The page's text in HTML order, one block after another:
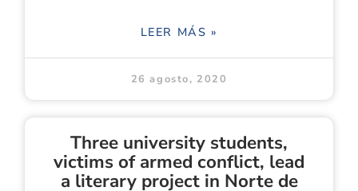
LEER MÁS »
26 agosto, 2020
Three university students,
victims of armed conflict, lead
a literary project in Norte de